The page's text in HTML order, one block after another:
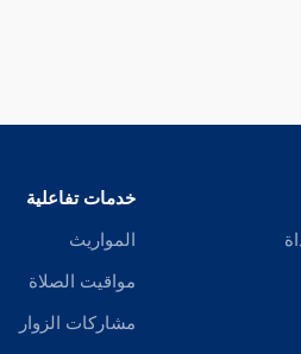
خدمات تفاعلية
المواريث
مواقيت الصلاة
مشاركات الزوار